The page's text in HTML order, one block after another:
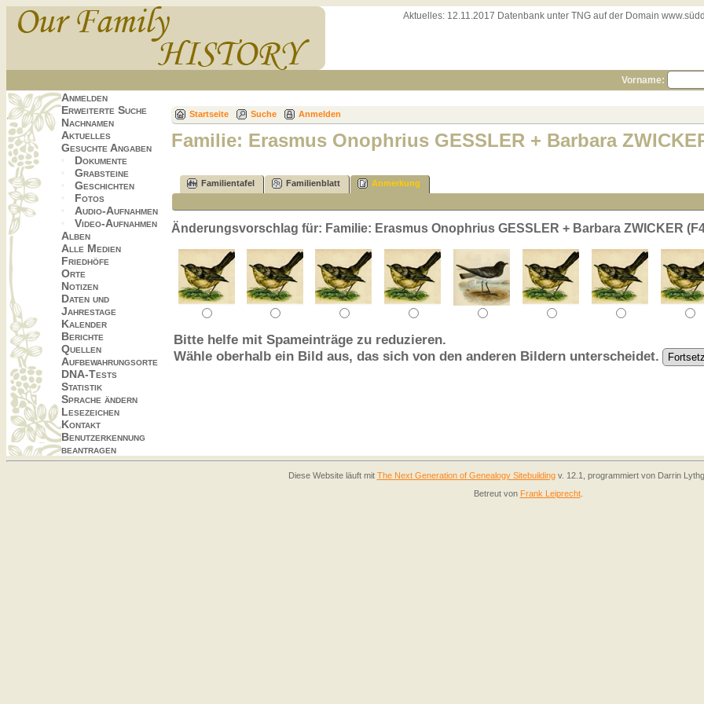
Aktuelles: 12.11.2017 Datenbank unter TNG auf der Domain
Vorname:
Anmelden
Erweiterte Suche
Nachnamen
Aktuelles
Gesuchte Angaben
Dokumente
Grabsteine
Geschichten
Fotos
Audio-Aufnahmen
Video-Aufnahmen
Alben
Alle Medien
Friedhöfe
Orte
Notizen
Daten und
Jahrestage
Kalender
Berichte
Quellen
Aufbewahrungsorte
DNA-Tests
Statistik
Sprache ändern
Lesezeichen
Kontakt
Benutzerkennung
beantragen
Startseite Suche Anmelden
Familie: Erasmus Onophrius GESSLER + Barbara
Familientafel Familienblatt Anmerkung
Änderungsvorschlag für: Familie: Erasmus Onophrius GESSLER + Barbara ZWICKER
Bitte helfe mit Spameinträge zu reduzieren.
Wähle oberhalb ein Bild aus, das sich von den anderen Bildern unterscheidet.
Diese Website läuft mit The Next Generation of Genealogy Sitebuildingv. 12.1, programmiert von Darrin
Betreut von Frank Leiprecht.